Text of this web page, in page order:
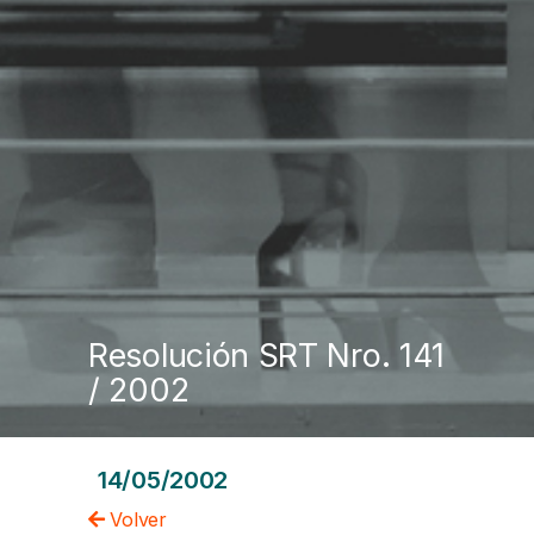
Resolución SRT Nro. 141
/ 2002
14/05/2002
Volver